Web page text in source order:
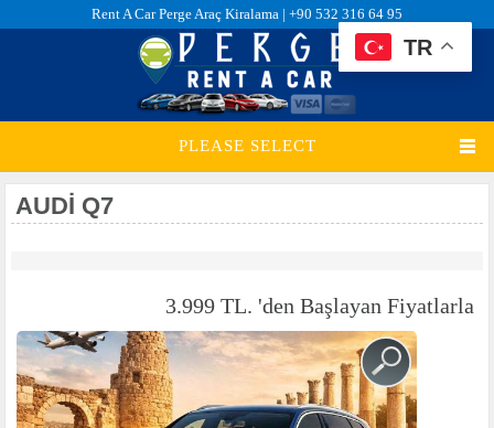
Rent A Car Perge Araç Kiralama | +90 532 316 64 95
PLEASE SELECT
AUDI Q7
3.999 TL. 'den Başlayan Fiyatlarla
TR